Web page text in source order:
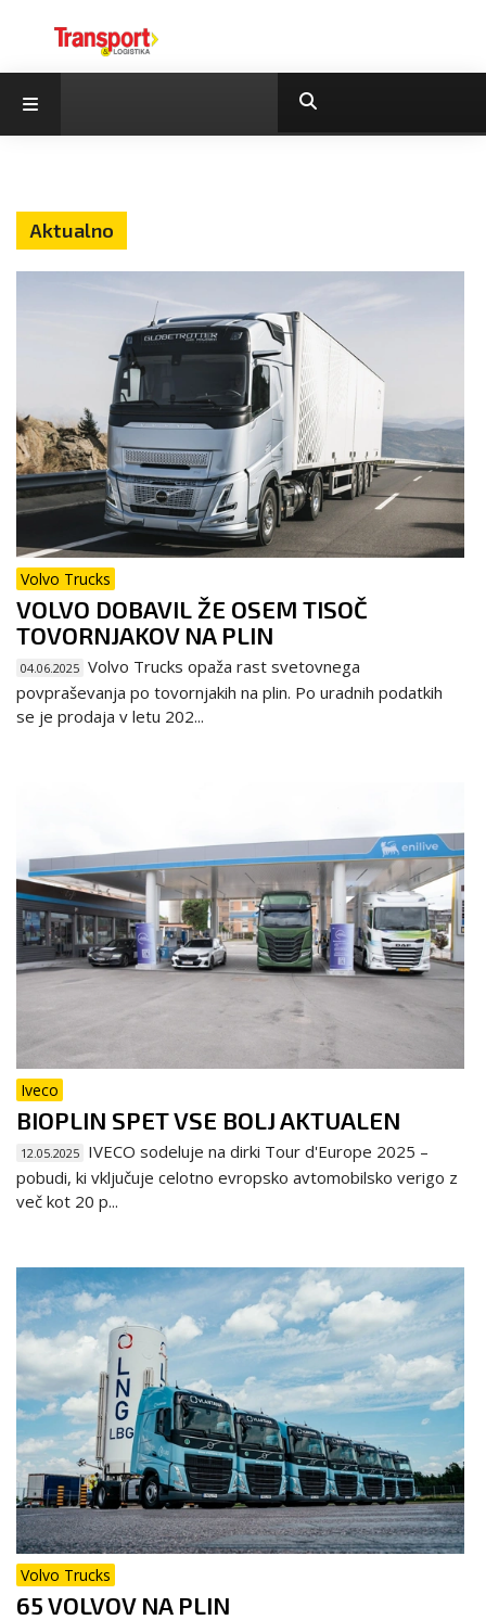
Aktualno
Volvo Trucks
VOLVO DOBAVIL ŽE OSEM TISOČ
TOVORNJAKOV NA PLIN
04.06.2025 Volvo Trucks opaža rast svetovnega
povpraševanja po tovornjakih na plin. Po uradnih podatkih
se je prodaja v letu 202...
Iveco
BIOPLIN SPET VSE BOLJ AKTUALEN
12.05.2025 IVECO sodeluje na dirki Tour d'Europe 2025 –
pobudi, ki vključuje celotno evropsko avtomobilsko verigo z
več kot 20 p...
Volvo Trucks
65 VOLVOV NA PLIN